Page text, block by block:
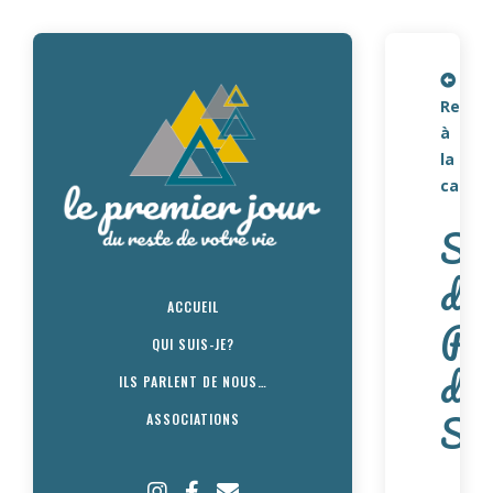
ACCUEIL
QUI SUIS-JE?
ILS PARLENT DE NOUS…
ASSOCIATIONS
Retour
à
la
carte
des
de